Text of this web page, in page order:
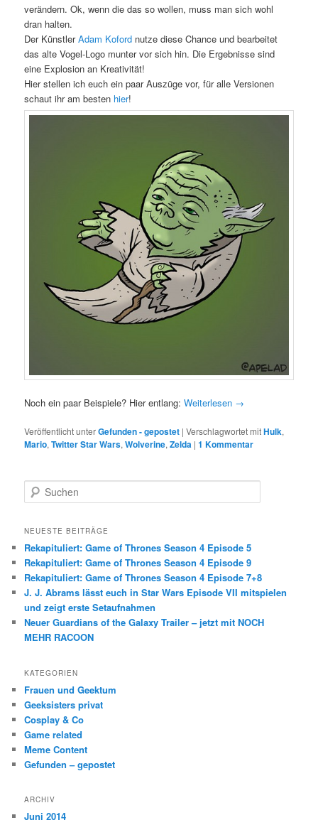
verändern. Ok, wenn die das so wollen, muss man sich wohl
dran halten.
Der KünstlerAdam Koford nutze diese Chance und bearbeitet
das alte Vogel-Logo munter vor sich hin. Die Ergebnisse sind
eine Explosion an Kreativität!
Hier stellen ich euch ein paar Auszüge vor, für alle Versionen
schaut ihr am besten hier!
Noch ein paar Beispiele? Hier entlang:Weiterlesen →
Veröffentlicht unterGefunden - gepostet |Verschlagwortet mitHulk,
Mario,Twitter Star Wars,Wolverine,Zelda |1 Kommentar
u
h
n
NEUESTE BEITRÄGE
Rekapituliert: Game of Thrones Season 4 Episode 5
Rekapituliert: Game of Thrones Season 4 Episode 9
Rekapituliert: Game of Thrones Season 4 Episode 7+8
J. J. Abrams lässt euch in Star Wars Episode VII mitspielen
und zeigt erste Setaufnahmen
Neuer Guardians of the Galaxy Trailer – jetzt mit NOCH
MEHR RACOON
KATEGORIEN
Frauen und Geektum
Geeksisters privat
Cosplay & Co
Game related
Meme Content
Gefunden – gepostet
ARCHIV
Juni 2014